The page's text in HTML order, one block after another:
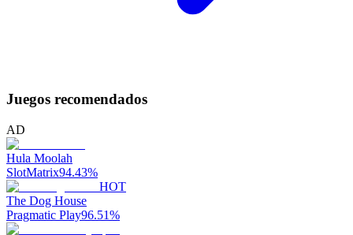
Juegos recomendados
AD
Hula Moolah
SlotMatrix94.43%
HOT
The Dog House
Pragmatic Play96.51%